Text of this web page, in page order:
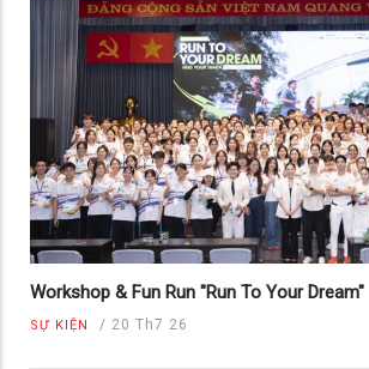
Workshop & Fun Run "Run To Your Dream"
SỰ KIỆN / 20 Th7 26